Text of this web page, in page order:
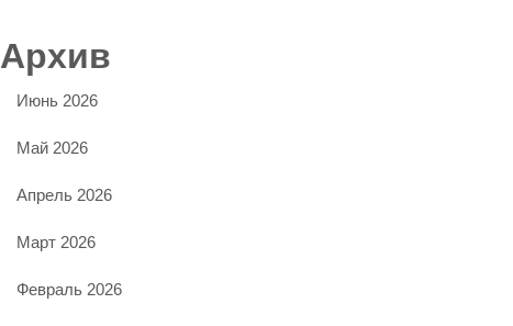
Архив
Июнь 2026
Май 2026
Апрель 2026
Март 2026
Февраль 2026